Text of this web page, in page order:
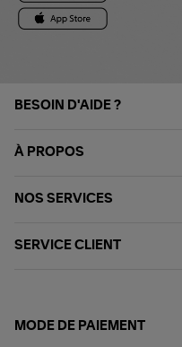
BESOIN D'AIDE ?
À PROPOS
NOS SERVICES
SERVICE CLIENT
MODE DE PAIEMENT